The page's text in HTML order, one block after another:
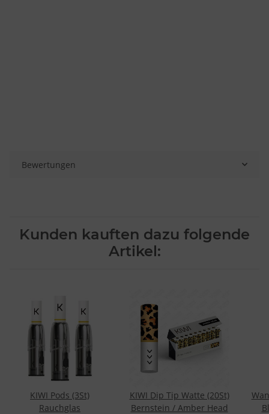
Bewertungen
Kunden kauften dazu folgende
Artikel:
KIWI Pods (3St)
Rauchglas
KIWI Dip Tip Watte (20St)
Bernstein / Amber Head